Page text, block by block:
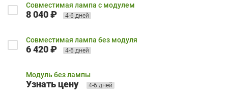
Совместимая лампа с модулем
8 040 ₽ 4-6 дней
Совместимая лампа без модуля
6 420 ₽ 4-6 дней
Модуль без лампы
Узнать цену 4-6 дней